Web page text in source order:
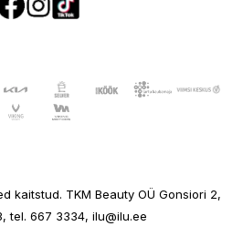
kaitstud. TKM Beauty OÜ Gonsiori 2,
tel. 667 3334, ilu@ilu.ee